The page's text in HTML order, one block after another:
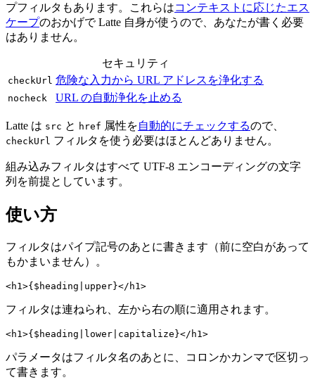
プフィルタもあります。これらはコンテキストに応じたエス
ケープのおかげで Latte 自身が使うので、あなたが書く必要
はありません。
セキュリティ
checkUrl 危険な入力から URL アドレスを浄化する
nocheck URL の自動浄化を止める
Latte は src と href 属性を自動的にチェックするので、
checkUrl フィルタを使う必要はほとんどありません。
組み込みフィルタはすべて UTF‑8 エンコーディングの文字
列を前提としています。
使い方
フィルタはパイプ記号のあとに書きます（前に空白があって
もかまいません）。
フィルタは連ねられ、左から右の順に適用されます。
パラメータはフィルタ名のあとに、コロンかカンマで区切っ
て書きます。